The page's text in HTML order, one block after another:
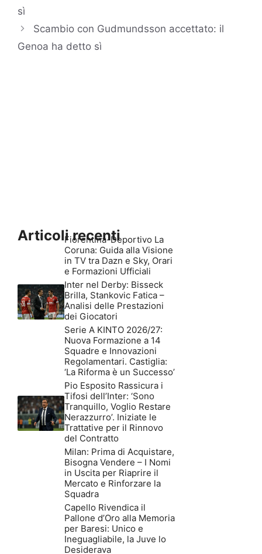
sì
Scambio con Gudmundsson accettato: il
Genoa ha detto sì
Articoli recenti
Fiorentina-Deportivo La
Coruna: Guida alla Visione
in TV tra Dazn e Sky, Orari
e Formazioni Ufficiali
Inter nel Derby: Bisseck
Brilla, Stankovic Fatica –
Analisi delle Prestazioni
dei Giocatori
Serie A KINTO 2026/27:
Nuova Formazione a 14
Squadre e Innovazioni
Regolamentari. Castiglia:
‘La Riforma è un Successo’
Pio Esposito Rassicura i
Tifosi dell’Inter: ‘Sono
Tranquillo, Voglio Restare
Nerazzurro’. Iniziate le
Trattative per il Rinnovo
del Contratto
Milan: Prima di Acquistare,
Bisogna Vendere – I Nomi
in Uscita per Riaprire il
Mercato e Rinforzare la
Squadra
Capello Rivendica il
Pallone d’Oro alla Memoria
per Baresi: Unico e
Ineguagliabile, la Juve lo
Desiderava